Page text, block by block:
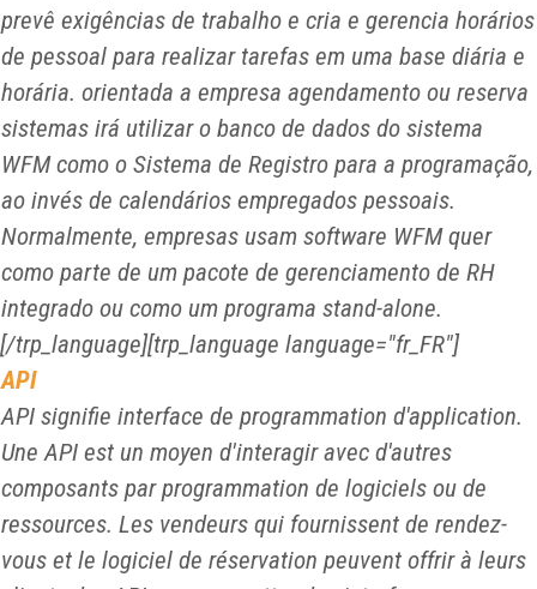
prevê exigências de trabalho e cria e gerencia horários
de pessoal para realizar tarefas em uma base diária e
horária. orientada a empresa agendamento ou reserva
sistemas irá utilizar o banco de dados do sistema
WFM como oSistema de Registropara a programação,
ao invés de calendários empregados pessoais.
Normalmente, empresas usam software WFM quer
como parte de um pacote de gerenciamento de RH
integrado ou como um programa stand-alone.
[/trp_language][trp_language language="fr_FR"]
API
API signifie interface de programmation d'application.
Une API est un moyen d'interagir avec d'autres
composants par programmation de logiciels ou de
ressources. Les vendeurs qui fournissent de rendez-
vous et le logiciel de réservation peuvent offrir à leurs